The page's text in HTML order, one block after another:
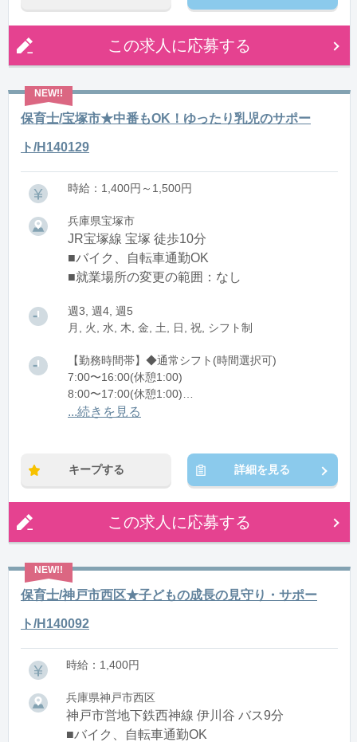
この求人に応募する
保育士/宝塚市★中番もOK！ゆったり乳児のサポー
ト/H140129
時給：1,400円～1,500円
兵庫県宝塚市
JR宝塚線 宝塚 徒歩10分
■バイク、自転車通勤OK
■就業場所の変更の範囲：なし
週3, 週4, 週5
月, 火, 水, 木, 金, 土, 日, 祝, シフト制
【勤務時間帯】◆通常シフト(時間選択可)
7:00〜16:00(休憩1:00)
8:00〜17:00(休憩1:00)
12:00〜21:00(休憩1:00)
...続きを見る
キープする 詳細を見る
この求人に応募する
保育士/神戸市西区★子どもの成長の見守り・サポー
ト/H140092
時給：1,400円
兵庫県神戸市西区
神戸市営地下鉄西神線 伊川谷 バス9分
■バイク、自転車通勤OK